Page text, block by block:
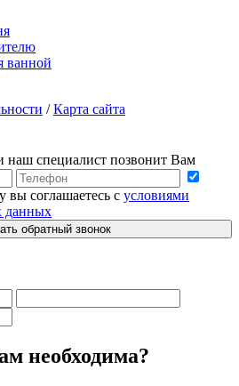
ванной
/Карта сайта
наш специалист позвонит Вам
соглашаетесь с условиями
данных
обратный звонок
необходима?